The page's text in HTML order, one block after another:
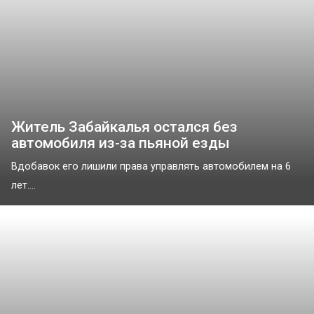
Житель Забайкалья остался без
автомобиля из-за пьяной езды
Вдобавок его лишили права управлять автомобилем на 6
лет....